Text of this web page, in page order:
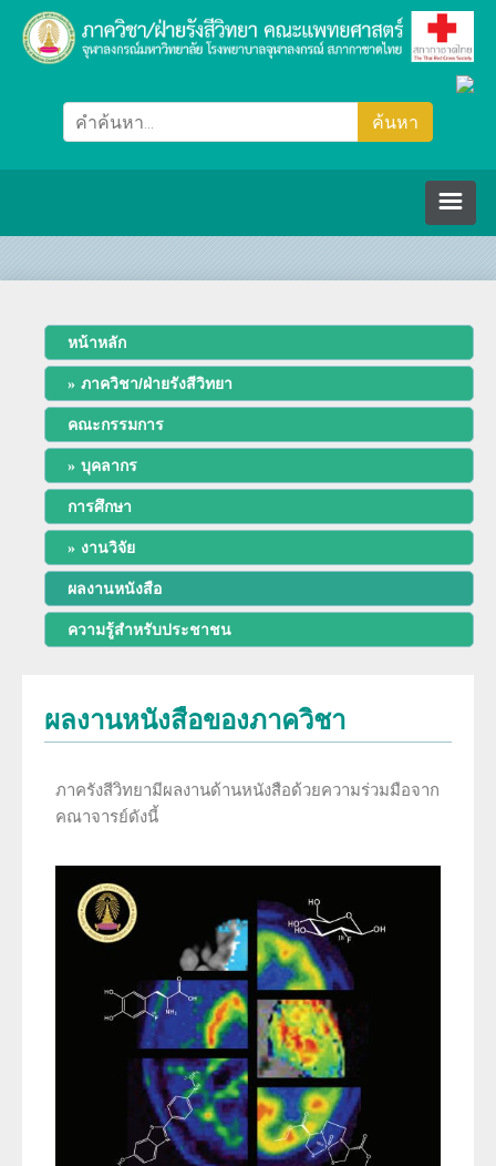
ปรัชญา วิสัยทัศน์ พันธกิจ
พัฒนาการของภาควิชา
ประวัติหัวหน้าภาควิชา
ความภาคภูมิใจของภาควิชา
ด้านวิจัย ด้านการบริการวิชาการ
งานด้านประกันคุณภาพ QA และ HA
บุคลากรของภาควิชา/ฝ่ายรังสีวิทยา
ประวัติโรงเรียนรังสีเทคนิค (หลักสูตรนี้ได้ปิดทำการเรียนการสอนแล้ว)
ประวัตินักรังสีเทคนิค
ประวัตินักฟิสิกส์การแพทย์
ประวัติพยาบาลกับงานทางรังสีวิทยา
คณะกรรมการ
สาขารังสีวิทยาวินิจฉัย
สาขารังสีรักษาและมะเร็งวิทยา
สาขาเวชศาสตร์นิวเคลียร์
แพทย์ประจำบ้านต่อยอด
การศึกษา
การบริการ
ทุนวิจัยและเงินสนับสนุน
ความรู้สำหรับประชาชน
หน้าหลัก
ภาควิชา/ฝ่ายรังสีวิทยา
คณะกรรมการ
บุคลากร
การศึกษา
งานวิจัย
ผลงานหนังสือ
ความรู้สำหรับประชาชน
ผลงานหนังสือของภาควิชา
ภาครังสีวิทยามีผลงานด้านหนังสือด้วยความร่วมมือจาก
คณาจารย์ดังนี้